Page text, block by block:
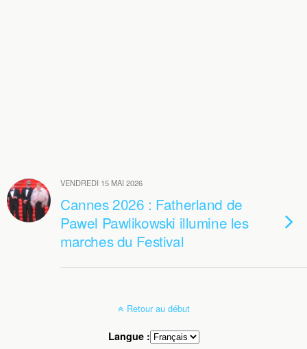
VENDREDI 15 MAI 2026
Cannes 2026 : Fatherland de
Pawel Pawlikowski illumine les
marches du Festival
Retour au début
Langue :